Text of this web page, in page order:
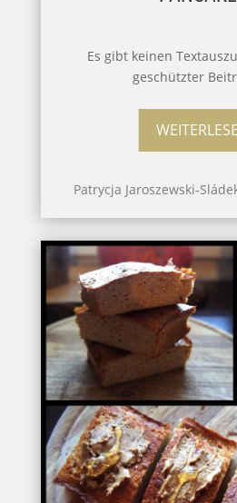
Es gibt keinen
geschützter
Patrycja Jaroszewski-